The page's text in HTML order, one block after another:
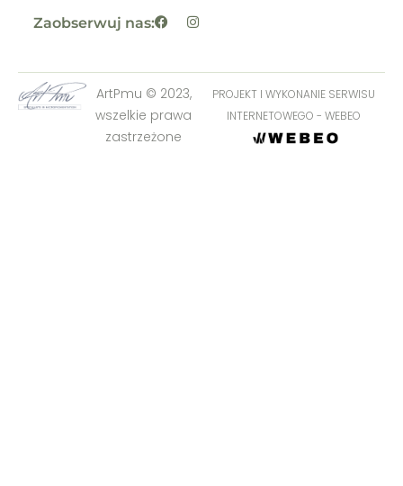
Zaobserwuj nas:
ArtPmu © 2023,
wszelkie prawa
zastrzeżone
PROJEKT I WYKONANIE SERWISU
INTERNETOWEGO - WEBEO